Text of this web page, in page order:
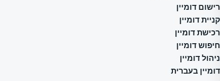
רישום דומיין
קניית דומיין
רכישת דומיין
חיפוש דומיין
ניהול דומיין
דומיין בעברית